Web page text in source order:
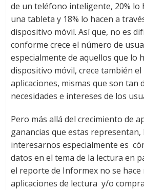
de un teléfono inteligente, 20% lo
una tableta y 18% lo hacen a
dispositivo móvil. Así que, no es
conforme crece el número de
especialmente de aquellos que lo
dispositivo móvil, crece también el
aplicaciones, mismas que son tan
necesidades e intereses de los
Pero más allá del crecimiento de
ganancias que estas representan,
interesarnos especialmente es
datos en el tema de la lectura en
el reporte de Informex no se hace
aplicaciones de lectura y/o